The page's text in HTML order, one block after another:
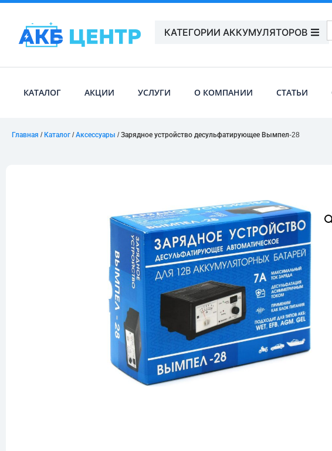
КАТЕГОРИИ АККУМУЛЯТОРОВ
КАТАЛОГ АКЦИИ УСЛУГИ О КОМПАНИИ СТАТЬИ
Главная / Каталог /Аксессуары / Зарядное устройство десульфатирующее Вымпел-28